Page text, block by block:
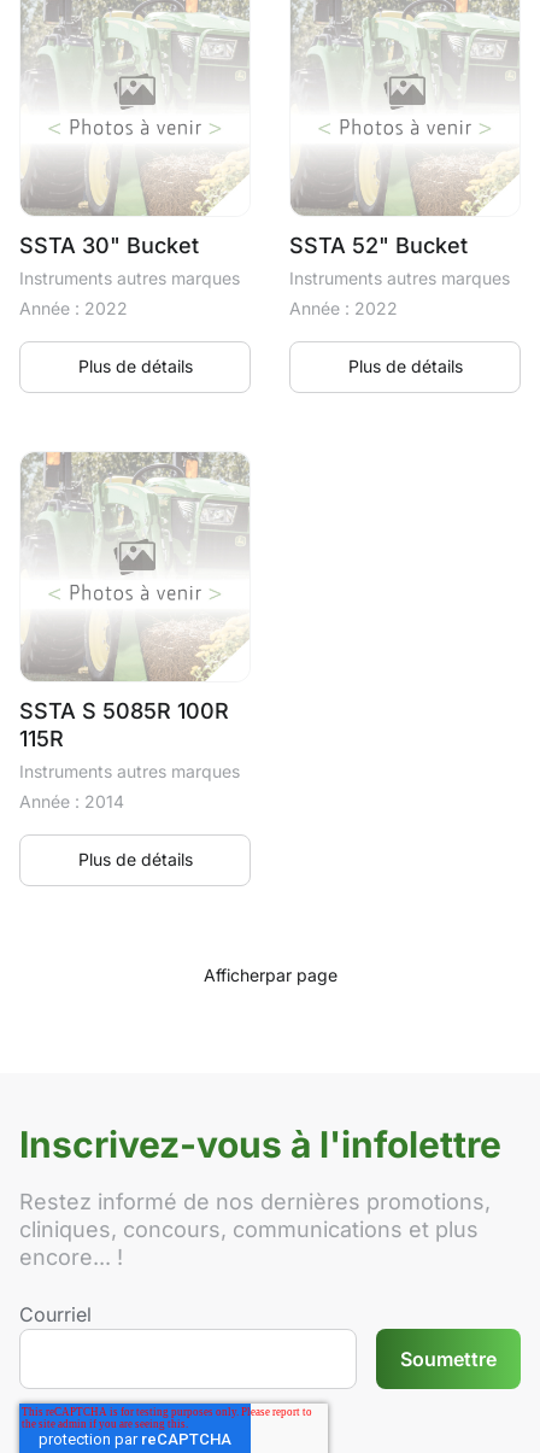
SSTA 30" Bucket
Instruments autres marques
Année : 2022
Plus de détails
SSTA 52" Bucket
Instruments autres marques
Année : 2022
Plus de détails
SSTA S 5085R 100R
115R
Instruments autres marques
Année : 2014
Plus de détails
Afficherpar page
Inscrivez-vous à l'infolettre
Restez informé de nos dernières promotions,
cliniques, concours, communications et plus
encore... !
Courriel